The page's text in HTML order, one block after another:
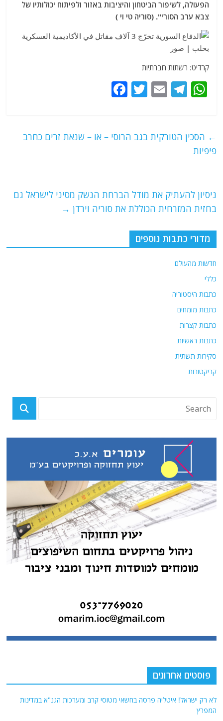
הפעולה, לשיפור הביטחון והיציבות באזור ולפיתוח יכולותיו של
צבא ערב הסורי". (סוריה טי וי )
קרדיט: רשתות חברתיות
W
s
T
g
E
l
T
er
e
k
← הסכין הטורקית בגב הרוסי – או – שנאת זרים כחרב
פיפיות
ניסיון להעתיק את מודל הברחת הנשק מסיני לישראל גם
בחזית המזרחית הכוללת את סוריה וירדן →
מדורי כתבות נוספים
חדשות מהעולם
כללי
כתבות היסטוריה
כתבות מומחים
כתבות קצרות
כתבות ראשיות
סקירות תשתית
קריקטורות
לא רק ישראל! איטליה פרסה בחשאי מטוסי קרב ומערכות הגנ"א במדינות
הסוס הטרויאני של בייג'ינג: החדירה השקטה שמזעזעת את המודיעין האמריקאי
בסטטוס קוו בהר הבית. ספויילר: כשלא מגיעים להסכמות בכל נושא הגינוי
לישראל הוא נחמתם!
אל-כעבי, הטרוריסט העיראקי הבכיר שסומן על ידי ארה"ב וישראל?